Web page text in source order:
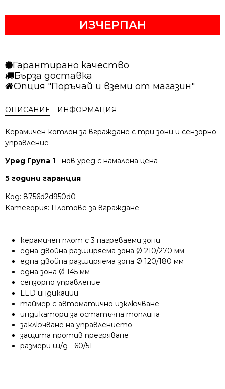
/
/
ИЗЧЕРПАН
Гарантирано качество
Бърза доставка
Опция "Поръчай и вземи от магазин"
ОПИСАНИЕ ИНФОРМАЦИЯ
Керамичен котлон за вграждане с три зони и сензорно
управление
Уред Група 1 - нов уред с намалена цена
5 години гаранция
Код: 8756d2d950d0
Категория: Плотове за вграждане
керамичен плот с 3 нагреваеми зони
една двойна разширяема зона Ø 210/270 мм
една двойна разширяема зона Ø 120/180 мм
една зона Ø 145 мм
сензорно управление
LED индикации
таймер с автоматично изключване
индикатори за остатъчна топлина
заключване на управлението
защита против прегряване
размери ш/д - 60/51